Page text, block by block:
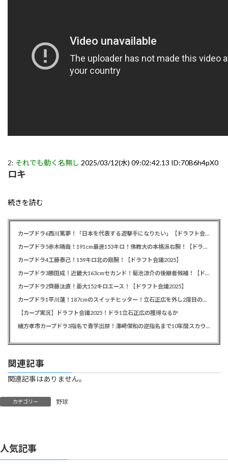
2: それでも動く名無し 2025/03/12(水) 09:02:42.13 ID:70B6h4pX0
ロキ
続きを読む
カープドラ4工藤泰己！159キロ北の剛腕！【ドラフト会議2025】
カープドラ2齊藤汰直！亜大152キロエース！【ドラフト会議2025】
【カープ実況】ドラフト会議2025！ドラ1立石正広の獲得なるか
関連記事
関連記事はありません。
カテゴリー 野球
人気記事